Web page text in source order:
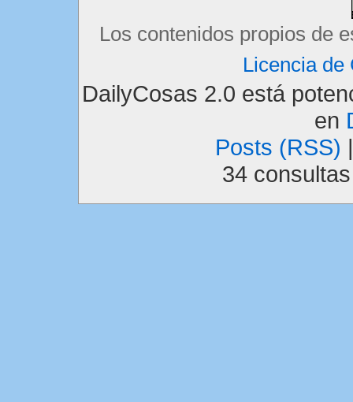
Los contenidos propios de
Licencia de
DailyCosas 2.0 está
en
Posts (RSS)
34